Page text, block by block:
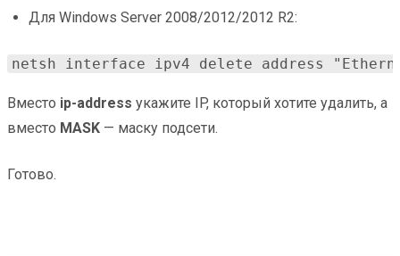
Для Windows Server 2008/2012/2012 R2:
netsh interface ipv4 delete address
Вместо ip-address укажите IP, который хотите удалить, а
вместо MASK — маску подсети.
Готово.